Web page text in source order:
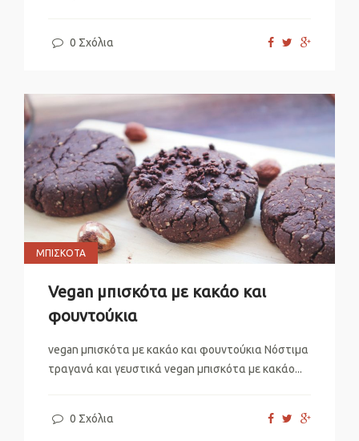
0 Σχόλια
ΜΠΙΣΚΌΤΑ
Vegan μπισκότα με κακάο και
φουντούκια
vegan μπισκότα με κακάο και φουντούκια Νόστιμα
τραγανά και γευστικά vegan μπισκότα με κακάο...
0 Σχόλια